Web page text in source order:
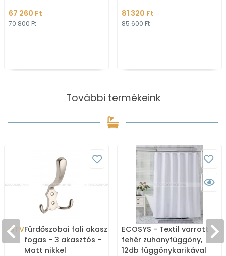
67 260 Ft
70 800 Ft
81 320 Ft
85 600 Ft
További termékeink
GTVFürdőszobai fali akasztó,
fogas - 3 akasztós -
Matt nikkel
ECOSYS - Textil varrott
fehér zuhanyfüggöny,
12db függönykarikával